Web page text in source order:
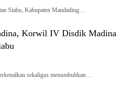
Siabu, Kabupaten Mandailing…
Korwil IV Disdik Madina
sekaligus menumbuhkan…